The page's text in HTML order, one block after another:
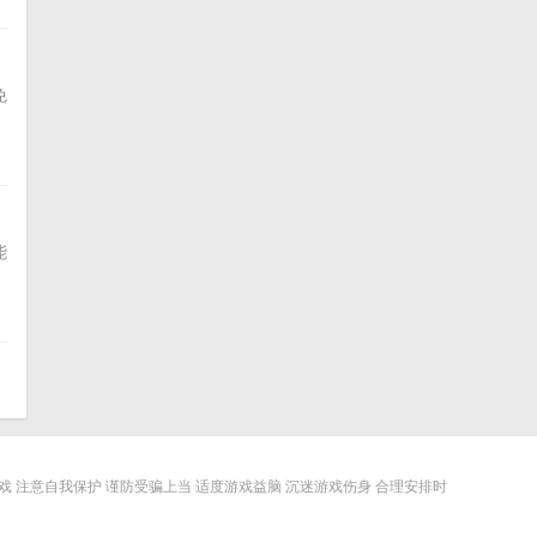
注意自我保护 谨防受骗上当 适度游戏益脑 沉迷游戏伤身 合理安排时